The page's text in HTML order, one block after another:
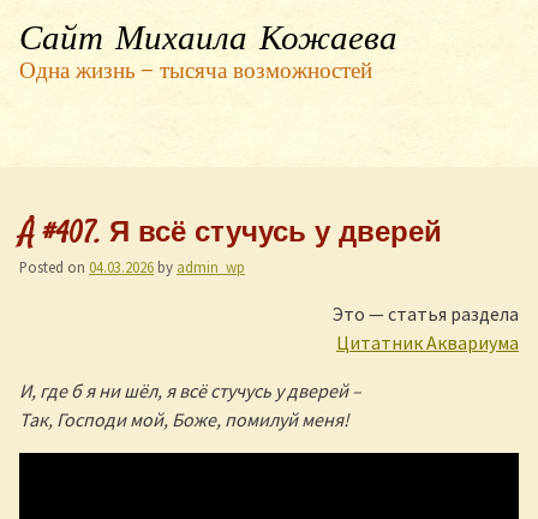
Сайт Михаила Кожаева
Одна жизнь — тысяча возможностей
Å #407. Я всё стучусь у дверей
Posted on 04.03.2026 by admin_wp
Это — статья раздела
Цитатник Аквариума
И, где б я ни шёл, я всё стучусь у дверей –
Так, Господи мой, Боже, помилуй меня!